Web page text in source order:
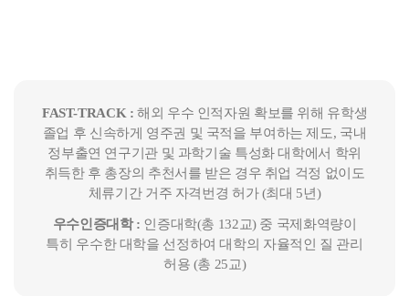
FAST-TRACK : 해외 우수 인적자원 확보를 위해 유학생
졸업 후 신속하게 영주권 및 국적을 부여하는 제도, 국내
정부출연 연구기관 및 과학기술 특성화 대학에서 학위
취득한 후 총장의 추천서를 받은 경우 취업 걱정 없이도
체류기간 거주 자격번경 허가 (최대 5년)
우수인증대학 : 인증대학(총 132교) 중 국제화역량이
특히 우수한 대학을 선정하여 대학의 자율적인 질 관리
허용 (총 25교)